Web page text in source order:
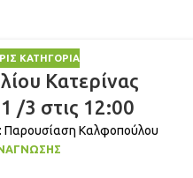
ΚΑΤΗΓΟΡΊΑ
Κατερίνας
/3 στις 12:00
Παρουσίαση Καλφοπούλου